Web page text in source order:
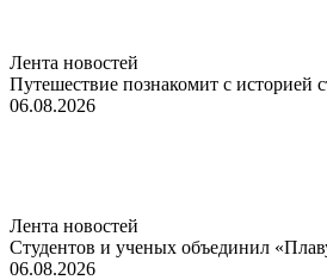
Лента новостей
Путешествие познакомит с историей
06.08.2026
Лента новостей
Студентов и ученых объединил
06.08.2026